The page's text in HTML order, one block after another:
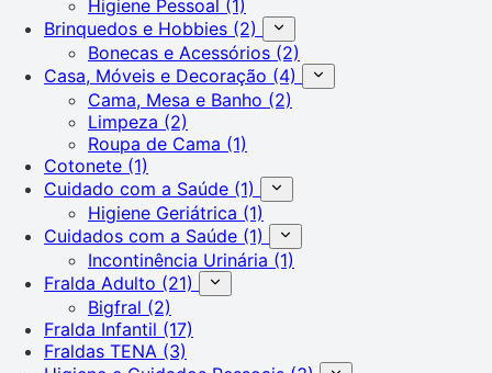
Higiene Pessoal (1)
Brinquedos e Hobbies (2)
Bonecas e Acessórios (2)
Casa, Móveis e Decoração (4)
Cama, Mesa e Banho (2)
Limpeza (2)
Roupa de Cama (1)
Cotonete (1)
Cuidado com a Saúde (1)
Higiene Geriátrica (1)
Cuidados com a Saúde (1)
Incontinência Urinária (1)
Fralda Adulto (21)
Bigfral (2)
Fralda Infantil (17)
Fraldas TENA (3)